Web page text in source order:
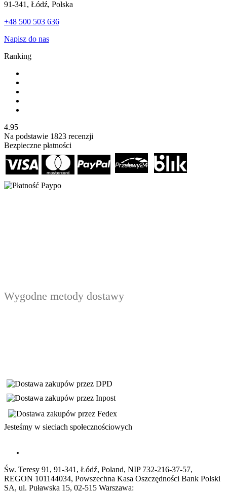
91-341, Łódź, Polska
+48 500 503 636
Napisz do nas
Ranking
4.95
Na podstawie 1823 recenzji
Bezpieczne płatności
Wygodne metody dostawy
Jesteśmy w sieciach społecznościowych
Św. Teresy 91, 91-341, Łódź, Poland, NIP 732-216-37-57,
REGON 101144034, Powszechna Kasa Oszczędności Bank Polski
SA, ul. Puławska 15, 02-515 Warszawa: